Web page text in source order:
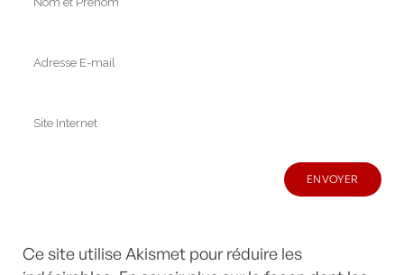
Ce site utilise Akismet pour réduire les